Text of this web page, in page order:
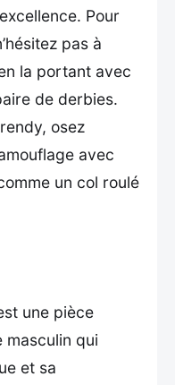
Pour
pas à
la portant avec
de derbies.
osez
avec
un col roulé
une pièce
masculin qui
et sa